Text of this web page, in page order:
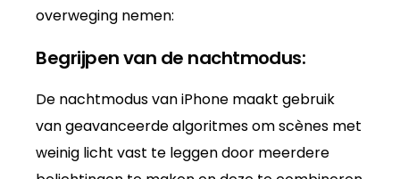
overweging nemen:
Begrijpen van de nachtmodus:
De nachtmodus van iPhone maakt gebruik
van geavanceerde algoritmes om scènes met
weinig licht vast te leggen door meerdere